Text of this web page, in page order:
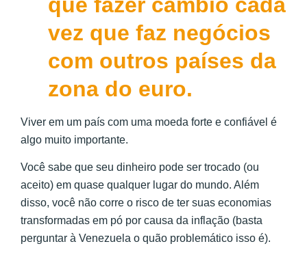
vez que faz negócios
com outros países da
zona do euro.
Viver em um país com uma moeda forte e confiável é
algo muito importante.
Você sabe que seu dinheiro pode ser trocado (ou
aceito) em quase qualquer lugar do mundo. Além
disso, você não corre o risco de ter suas economias
transformadas em pó por causa da inflação (basta
perguntar à Venezuela o quão problemático isso é).